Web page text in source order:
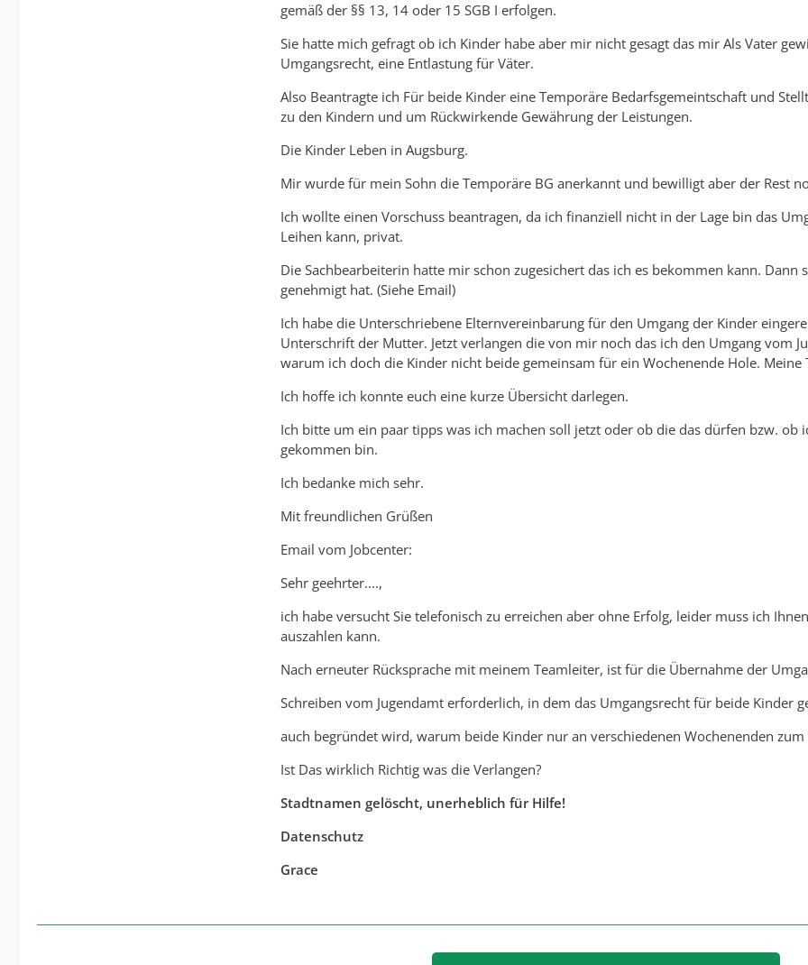
gemäß der §§ 13, 14 oder 15 SGB I erfolgen.
Sie hatte mich gefragt ob ich Kinder habe aber mir nicht gesagt das mir Als Vater
Umgangsrecht, eine Entlastung für Väter.
Also Beantragte ich Für beide Kinder eine Temporäre Bedarfsgemeintschaft und
zu den Kindern und um Rückwirkende Gewährung der Leistungen.
Die Kinder Leben in Augsburg.
Mir wurde für mein Sohn die Temporäre BG anerkannt und bewilligt aber der Rest
Ich wollte einen Vorschuss beantragen, da ich finanziell nicht in der Lage bin das
Leihen kann, privat.
Die Sachbearbeiterin hatte mir schon zugesichert das ich es bekommen kann.
genehmigt hat. (Siehe Email)
Ich habe die Unterschriebene Elternvereinbarung für den Umgang der Kinder
Unterschrift der Mutter. Jetzt verlangen die von mir noch das ich den Umgang vom
warum ich doch die Kinder nicht beide gemeinsam für ein Wochenende Hole. Meine
Ich hoffe ich konnte euch eine kurze Übersicht darlegen.
Ich bitte um ein paar tipps was ich machen soll jetzt oder ob die das dürfen bzw.
gekommen bin.
Ich bedanke mich sehr.
Mit freundlichen Grüßen
Email vom Jobcenter:
Sehr geehrter....,
ich habe versucht Sie telefonisch zu erreichen aber ohne Erfolg, leider muss ich
auszahlen kann.
Nach erneuter Rücksprache mit meinem Teamleiter, ist für die Übernahme der
Schreiben vom Jugendamt erforderlich, in dem das Umgangsrecht für beide Kinder
auch begründet wird, warum beide Kinder nur an verschiedenen Wochenenden
Ist Das wirklich Richtig was die Verlangen?
Stadtnamen gelöscht, unerheblich für Hilfe!
Datenschutz
Grace